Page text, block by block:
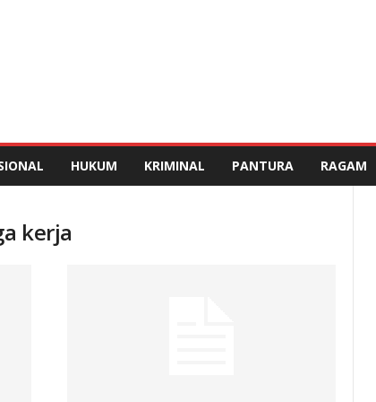
HUKUM KRIMINAL PANTURA RAGAM
kerja